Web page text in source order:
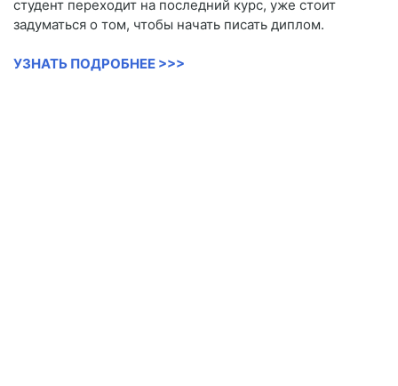
студент переходит на последний курс, уже стоит
задуматься о том, чтобы начать писать диплом.
УЗНАТЬ ПОДРОБНЕЕ >>>